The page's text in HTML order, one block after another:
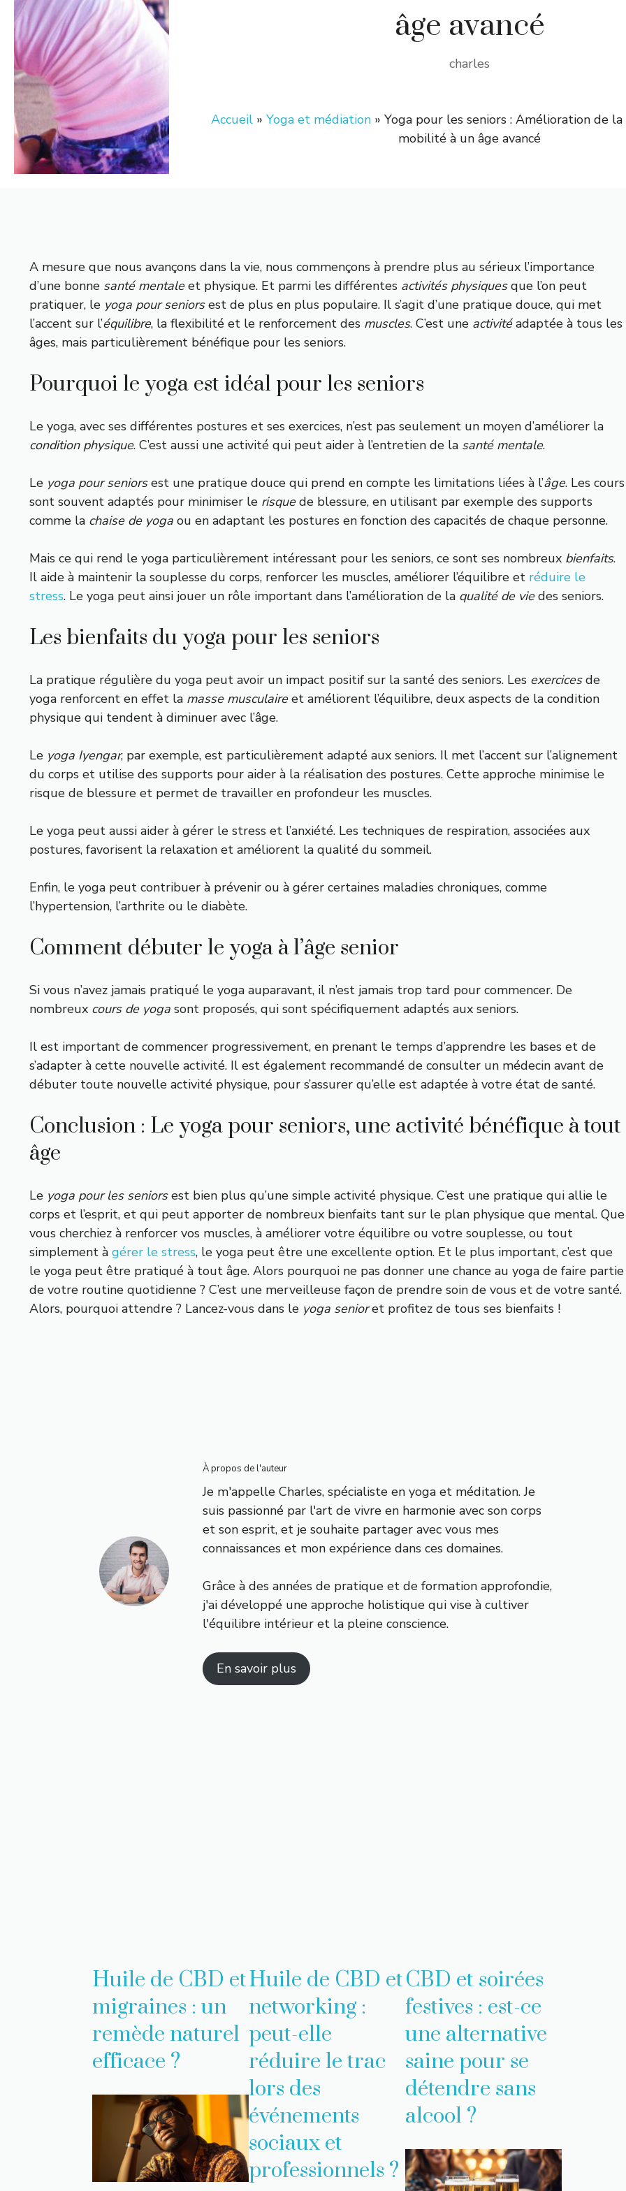
âge avancé
charles
Accueil » Yoga et médiation » Yoga pour les seniors : Amélioration de
mobilité à un âge avancé
A mesure que nous avançons dans la vie, nous commençons à prendre plus au sérieux l’importance
d’une bonne santé mentaleet physique. Et parmi les différentes activités physiquesque l’on peut
pratiquer, le yoga pour seniorsest de plus en plus populaire. Il s’agit d’une pratique douce, qui met
l’accent sur l’équilibre, la flexibilité et le renforcement des muscles. C’est une activitéadaptée à tous les
âges, mais particulièrement bénéfique pour les seniors.
Pourquoi le yoga est idéal pour les seniors
Le yoga, avec ses différentes postures et ses exercices, n’est pas seulement un moyen d’améliorer la
condition physique. C’est aussi une activité qui peut aider à l’entretien de la santé mentale.
Le yoga pour seniorsest une pratique douce qui prend en compte les limitations liées à l’âge. Les cours
sont souvent adaptés pour minimiser le risquede blessure, en utilisant par exemple des supports
comme la chaise de yoga ou en adaptant les postures en fonction des capacités de chaque personne.
Mais ce qui rend le yoga particulièrement intéressant pour les seniors, ce sont ses nombreux bienfaits.
Il aide à maintenir la souplesse du corps, renforcer les muscles, améliorer l’équilibre et réduire le
stress. Le yoga peut ainsi jouer un rôle important dans l’amélioration de la qualité de viedes seniors.
Les bienfaits du yoga pour les seniors
La pratique régulière du yoga peut avoir un impact positif sur la santé des seniors. Les exercicesde
yoga renforcent en effet la masse musculaireet améliorent l’équilibre, deux aspects de la condition
physique qui tendent à diminuer avec l’âge.
Le yoga Iyengar, par exemple, est particulièrement adapté aux seniors. Il met l’accent sur l’alignement
du corps et utilise des supports pour aider à la réalisation des postures. Cette approche minimise le
risque de blessure et permet de travailler en profondeur les muscles.
Le yoga peut aussi aider à gérer le stress et l’anxiété. Les techniques de respiration, associées aux
postures, favorisent la relaxation et améliorent la qualité du sommeil.
Enfin, le yoga peut contribuer à prévenir ou à gérer certaines maladies chroniques, comme
l’hypertension, l’arthrite ou le diabète.
Comment débuter le yoga à l’âge senior
Si vous n’avez jamais pratiqué le yoga auparavant, il n’est jamais trop tard pour commencer. De
nombreux cours de yoga sont proposés, qui sont spécifiquement adaptés aux seniors.
Il est important de commencer progressivement, en prenant le temps d’apprendre les bases et de
s’adapter à cette nouvelle activité. Il est également recommandé de consulter un médecin avant de
débuter toute nouvelle activité physique, pour s’assurer qu’elle est adaptée à votre état de santé.
Conclusion : Le yoga pour seniors, une activité bénéfique à tout
âge
Le yoga pour les seniorsest bien plus qu’une simple activité physique. C’est une pratique qui allie le
corps et l’esprit, et qui peut apporter de nombreux bienfaits tant sur le plan physique que mental. Que
vous cherchiez à renforcer vos muscles, à améliorer votre équilibre ou votre souplesse, ou tout
simplement à gérer le stress, le yoga peut être une excellente option. Et le plus important, c’est que
le yoga peut être pratiqué à tout âge. Alors pourquoi ne pas donner une chance au yoga de faire partie
de votre routine quotidienne ? C’est une merveilleuse façon de prendre soin de vous et de votre santé.
Alors, pourquoi attendre ? Lancez-vous dans le yoga senioret profitez de tous ses bienfaits !
À propos de l'auteur
Je m'appelle Charles, spécialiste en yoga et méditation. Je
suis passionné par l'art de vivre en harmonie avec son corps
et son esprit, et je souhaite partager avec vous mes
connaissances et mon expérience dans ces domaines.
Grâce à des années de pratique et de formation approfondie,
j'ai développé une approche holistique qui vise à cultiver
l'équilibre intérieur et la pleine conscience.
En savoir plus
Huile de CBD et
migraines : un
remède naturel
efficace ?
Huile de CBD et
networking :
peut-elle
réduire le trac
lors des
événements
sociaux et
professionnels ?
CBD et soirées
festives : est-ce
une alternative
saine pour se
détendre sans
alcool ?